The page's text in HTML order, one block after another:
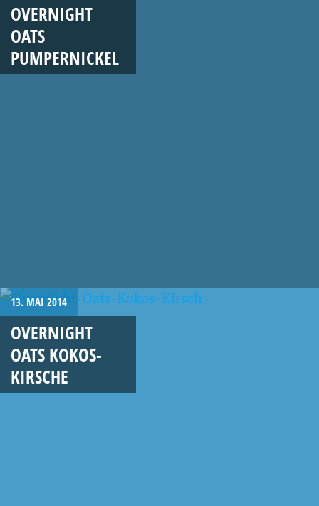
OVERNIGHT
OATS
PUMPERNICKEL
13. MAI 2014
OVERNIGHT
OATS KOKOS-
KIRSCHE